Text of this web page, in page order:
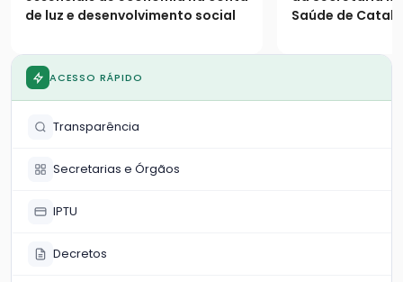
de luz e desenvolvimento social
Saúde de
população
ACESSO RÁPIDO
Transparência
Secretarias e Órgãos
IPTU
Decretos